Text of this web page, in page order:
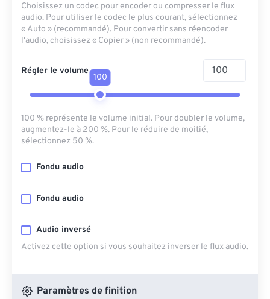
Choisissez un codec pour encoder ou compresser le flux
audio. Pour utiliser le codec le plus courant, sélectionnez
« Auto » (recommandé). Pour convertir sans réencoder
l'audio, choisissez « Copier » (non recommandé).
Régler le volume
100
100 % représente le volume initial. Pour doubler le volume,
augmentez-le à 200 %. Pour le réduire de moitié,
sélectionnez 50 %.
Fondu audio
Fondu audio
Audio inversé
Activez cette option si vous souhaitez inverser le flux audio.
Paramètres de finition